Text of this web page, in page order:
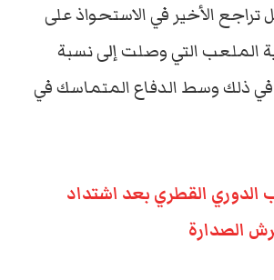
تراجع الأخير في الاستحواذ على
الملعب التي وصلت إلى نسبة
في ذلك وسط الدفاع المتماسك في
الدوري القطري بعد اشتداد
الصدارة